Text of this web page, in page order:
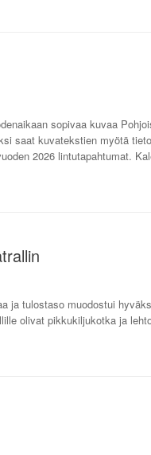
sopivaa kuvaa
saat kuvatekstien myötä
2026 lintutapahtumat.
ja tulostaso muodostui
olivat pikkukiljukotka ja